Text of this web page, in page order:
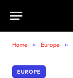
Home » Europe »
EUROPE